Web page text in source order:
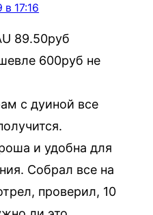
17:16
89.50руб
600руб не
с дуиной все
и удобна для
Собрал все на
проверил, 10